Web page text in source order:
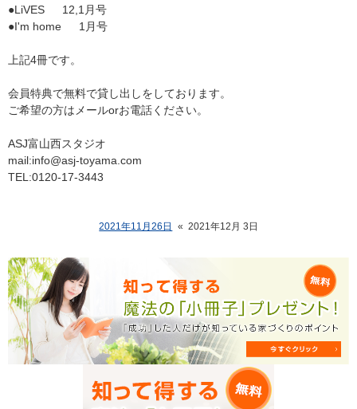
●LiVES 12,1月号
●I'm home 1月号
上記4冊です。
会員特典で無料で貸し出しをしております。
ご希望の方はメールorお電話ください。
ASJ富山西スタジオ
mail:info@asj-toyama.com
TEL:0120-17-3443
2021年11月26日 « 2021年12月 3日